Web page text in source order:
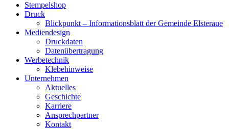
Stempelshop
Druck
Blickpunkt – Informationsblatt der Gemeinde Elsteraue
Mediendesign
Druckdaten
Datenübertragung
Werbetechnik
Klebehinweise
Unternehmen
Aktuelles
Geschichte
Karriere
Ansprechpartner
Kontakt